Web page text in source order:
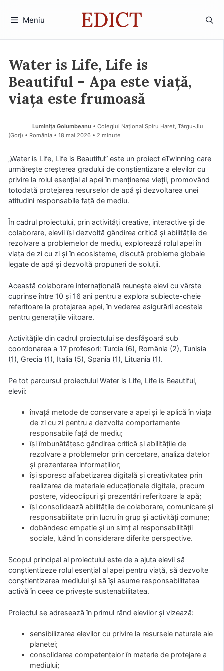
Meniu
Water is Life, Life is
Beautiful – Apa este viață,
viața este frumoasă
Luminița Golumbeanu • Colegiul Național Spiru Haret, Târgu-Jiu
(Gorj) • România
18 mai 2026 • 2 minute
„Water is Life, Life is Beautiful” este un proiect eTwinning care
urmărește creșterea gradului de conștientizare a elevilor cu
privire la rolul esențial al apei în menținerea vieții, promovând
totodată protejarea resurselor de apă și dezvoltarea unei
atitudini responsabile față de mediu.
În cadrul proiectului, prin activități creative, interactive și de
colaborare, elevii își dezvoltă gândirea critică și abilitățile de
rezolvare a problemelor de mediu, explorează rolul apei în
viața de zi cu zi și în ecosisteme, discută probleme globale
legate de apă și dezvoltă propuneri de soluții.
Această colaborare internațională reunește elevi cu vârste
cuprinse între 10 și 16 ani pentru a explora subiecte-cheie
referitoare la protejarea apei, în vederea asigurării acesteia
pentru generațiile viitoare.
Activitățile din cadrul proiectului se desfășoară sub
coordonarea a 17 profesori: Turcia (6), România (2), Tunisia
(1), Grecia (1), Italia (5), Spania (1), Lituania (1).
Pe tot parcursul proiectului Water is Life, Life is Beautiful,
elevii:
învață metode de conservare a apei și le aplică în viața
de zi cu zi pentru a dezvolta comportamente
responsabile față de mediu;
își îmbunătățesc gândirea critică și abilitățile de
rezolvare a problemelor prin cercetare, analiza datelor
și prezentarea informațiilor;
își sporesc alfabetizarea digitală și creativitatea prin
realizarea de materiale educaționale digitale, precum
postere, videoclipuri și prezentări referitoare la apă;
își consolidează abilitățile de colaborare, comunicare și
responsabilitate prin lucru în grup și activități comune;
dobândesc empatie și un simț al responsabilității
sociale, luând în considerare diferite perspective.
Scopul principal al proiectului este de a ajuta elevii să
conștientizeze rolul esențial al apei pentru viață, să dezvolte
conștientizarea mediului și să își asume responsabilitatea
activă în ceea ce privește sustenabilitatea.
Proiectul se adresează în primul rând elevilor și vizează:
sensibilizarea elevilor cu privire la resursele naturale ale
planetei;
consolidarea competențelor în materie de protejare a
mediului;